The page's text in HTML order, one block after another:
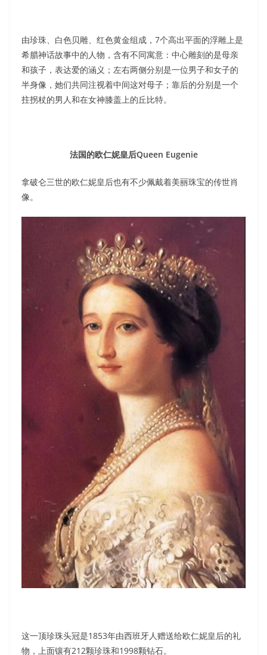
由珍珠、白色贝雕、红色黄金组成，7个高出平面的浮雕上是
希腊神话故事中的人物，含有不同寓意：中心雕刻的是母亲
和孩子，表达爱的涵义；左右两侧分别是一位男子和女子的
半身像，她们共同注视着中间这对母子；靠后的分别是一个
拄拐杖的男人和在女神膝盖上的丘比特。
法国的欧仁妮皇后Queen Eugenie
拿破仑三世的欧仁妮皇后也有不少佩戴着美丽珠宝的传世肖
像。
这一顶珍珠头冠是1853年由西班牙人赠送给欧仁妮皇后的礼
物，上面镶有212颗珍珠和1998颗钻石。